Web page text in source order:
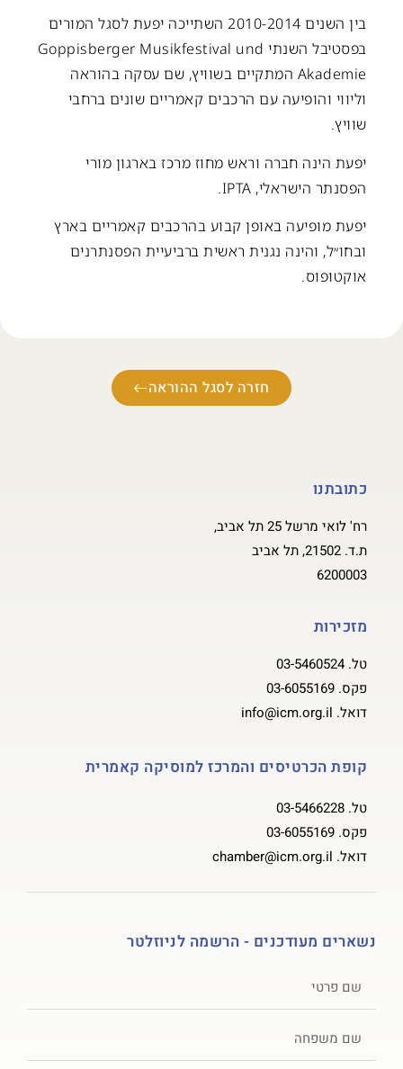
בין השנים 2010-2014 השתייכה יפעת לסגל המורים
בפסטיבל השנתי Goppisberger Musikfestival und
Akademie המתקיים בשוויץ, שם עסקה בהוראה
וליווי והופיעה עם הרכבים קאמריים שונים ברחבי
שוויץ.
יפעת הינה חברה וראש מחוז מרכז בארגון מורי
הפסנתר הישראלי, IPTA.
יפעת מופיעה באופן קבוע בהרכבים קאמריים בארץ
ובחו״ל, והינה נגנית ראשית ברביעיית הפסנתרנים
אוקטופוס.
חזרה לסגל ההוראה
כתובתנו
רח' לואי מרשל 25 תל אביב,
ת.ד. 21502, תל אביב
6200003
מזכירות
טל. 03-5460524
פקס. 03-6055169
דואל. info@icm.org.il
קופת הכרטיסים והמרכז למוסיקה קאמרית
טל. 03-5466228
פקס. 03-6055169
דואל. chamber@icm.org.il
נשארים מעודכנים - הרשמה לניוזלטר